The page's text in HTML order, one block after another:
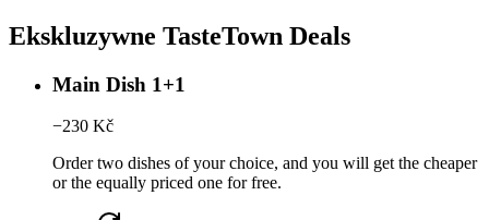
Ekskluzywne TasteTown Deals
Main Dish 1+1
−230 Kč
Order two dishes of your choice, and you will get the cheaper
or the equally priced one for free.